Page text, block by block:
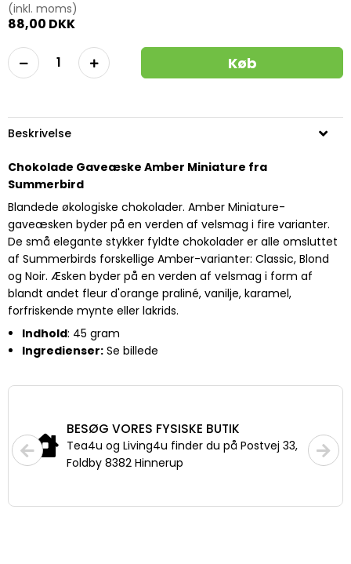
(inkl. moms)
88,00 DKK
Køb
Beskrivelse
Chokolade Gaveæske Amber Miniature fra
Summerbird
Blandede økologiske chokolader. Amber Miniature-
gaveæsken byder på en verden af velsmag i fire varianter.
De små elegante stykker fyldte chokolader er alle omsluttet
af Summerbirds forskellige Amber-varianter: Classic, Blond
og Noir. Æsken byder på en verden af velsmag i form af
blandt andet fleur d'orange praliné, vanilje, karamel,
forfriskende mynte eller lakrids.
Indhold: 45 gram
Ingredienser:Se billede
FRAGT
Priser fra 29,-
Fri fragt fra 399,- til pakkeshop